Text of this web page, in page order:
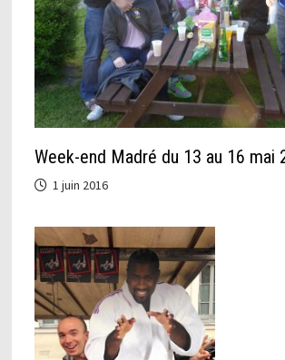
Week-end Madré du 13 au 16 mai
1 juin 2016